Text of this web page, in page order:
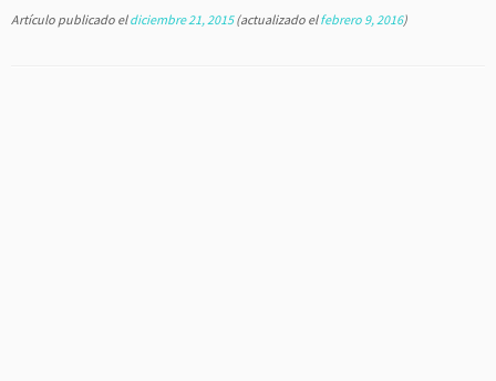
Artículo publicado eldiciembre 21, 2015(actualizado elfebrero 9, 2016)